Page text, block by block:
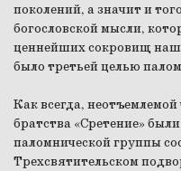
поколений, а значит и
богословской мысли,
ценнейших сокровищ
было третьей целью
Как всегда,
братства «Сретение»
паломнической группы
Трехсвятительском